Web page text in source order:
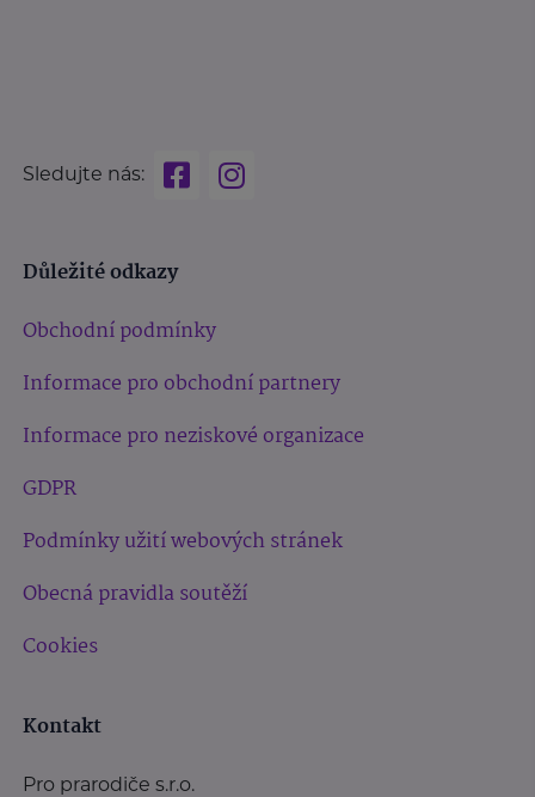
Sledujte nás:
Důležité odkazy
Obchodní podmínky
Informace pro obchodní partnery
Informace pro neziskové organizace
GDPR
Podmínky užití webových stránek
Obecná pravidla soutěží
Cookies
Kontakt
Pro prarodiče s.r.o.